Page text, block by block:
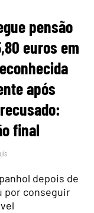
pensão
euros em
após
final
depois de
por conseguir